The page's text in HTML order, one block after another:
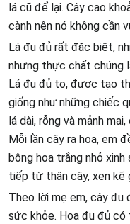
lá cũ để lại. Cây cao
cành nên nó không cần
Lá đu đủ rất đặc biệt,
nhưng thực chất chúng
Lá đu đủ to, được tạo
giống như những chiếc
lá dài, rỗng và mảnh
Mỗi lần cây ra hoa, em
bông hoa trắng nhỏ
tiếp từ thân cây, xen kẽ
Theo lời mẹ em, cây
sức khỏe. Hoa đu đủ